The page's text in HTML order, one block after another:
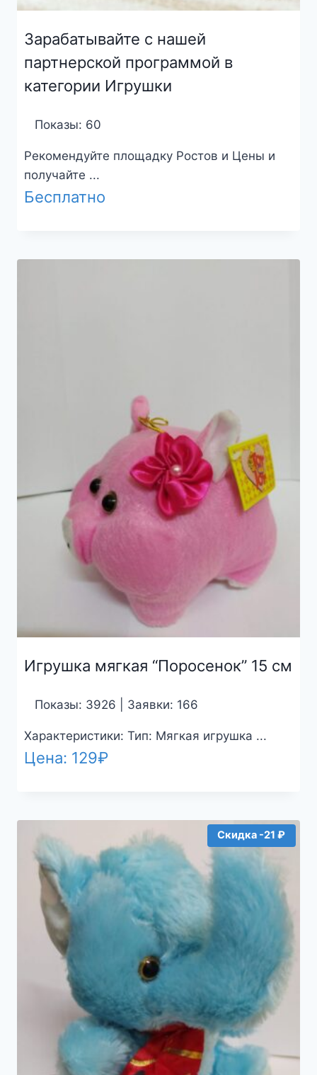
Зарабатывайте с нашей
партнерской программой в
категории Игрушки
Показы: 60
Рекомендуйте площадку Ростов и Цены и
получайте ...
Бесплатно
Игрушка мягкая “Поросенок” 15 см
Показы: 3926 | Заявки: 166
Характеристики: Тип: Мягкая игрушка ...
Цена: 129₽
Скидка -21 ₽